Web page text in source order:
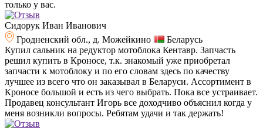
только у вас.
Сидорук Иван Иванович
Гродненский обл., д. Можейкино
Беларусь
Купил сальник на редуктор мотоблока Кентавр. Запчасть
решил купить в Кроносе, т.к. знакомый уже приобретал
запчасти к мотоблоку и по его словам здесь по качеству
лучшее из всего что он заказывал в Беларуси. Ассортимент в
Кроносе большой и есть из чего выбрать. Пока все устраивает.
Продавец консультант Игорь все доходчиво объяснил когда у
меня возникли вопросы. Ребятам удачи и так держать!